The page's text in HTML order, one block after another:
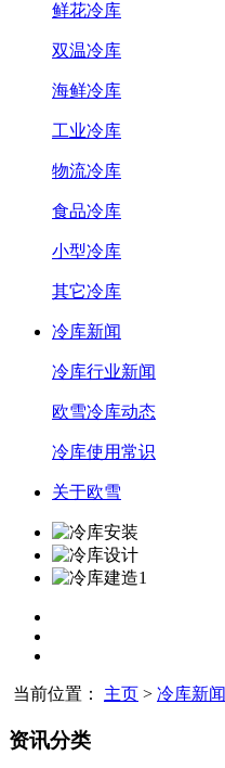
鲜花冷库
双温冷库
海鲜冷库
工业冷库
物流冷库
食品冷库
小型冷库
其它冷库
冷库新闻
冷库行业新闻
欧雪冷库动态
冷库使用常识
关于欧雪
当前位置： 主页 > 冷库新闻
资讯分类